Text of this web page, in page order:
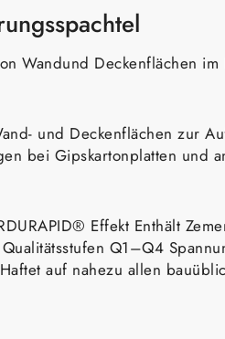
Wandund Deckenflächen
und Deckenflächen zur
bei Gipskartonplatten und
Effekt Enthält
Q1–Q4
auf nahezu allen